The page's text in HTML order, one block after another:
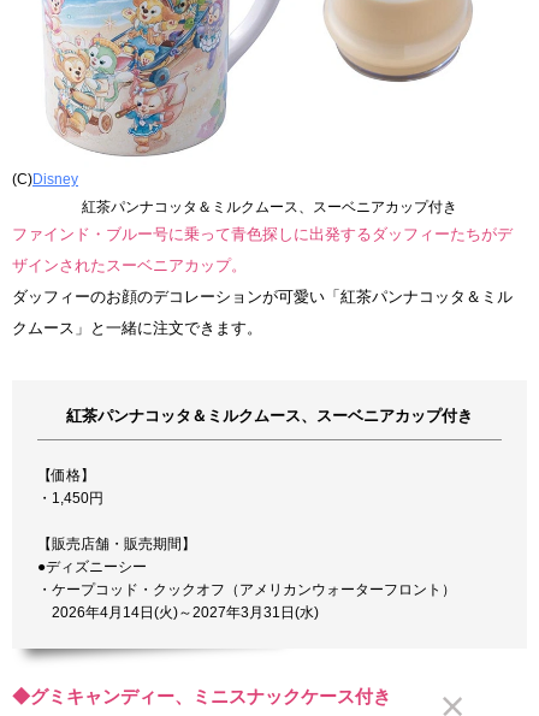
(C)Disney
紅茶パンナコッタ＆ミルクムース、スーベニアカップ付き
ファインド・ブルー号に乗って青色探しに出発するダッフィーたちがデ
ザインされたスーベニアカップ。
ダッフィーのお顔のデコレーションが可愛い「紅茶パンナコッタ＆ミル
クムース」と一緒に注文できます。
紅茶パンナコッタ＆ミルクムース、スーベニアカップ付き
【価格】
・1,450円
【販売店舗・販売期間】
●ディズニーシー
・ケープコッド・クックオフ（アメリカンウォーターフロント）
2026年4月14日(火)～2027年3月31日(水)
◆グミキャンディー、ミニスナックケース付き